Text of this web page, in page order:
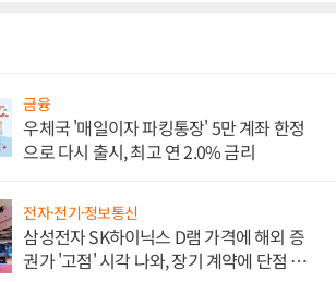
금융
우체국 '매일이자 파킹통장' 5만 계좌 한정
으로 다시 출시, 최고 연 2.0% 금리
전자·전기·정보통신
삼성전자 SK하이닉스 D램 가격에 해외 증
권가 '고점' 시각 나와, 장기 계약에 단점 부